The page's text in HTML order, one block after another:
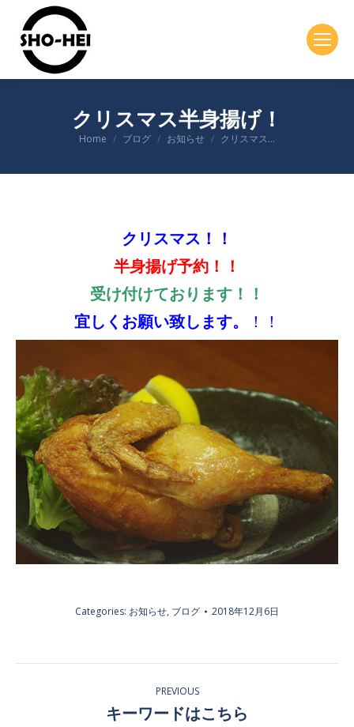
クリスマス半身揚げ！
You are here:
Home ブログ お知らせ クリスマス…
クリスマス！！
半身揚げ予約！！
受け付けております！！
宜しくお願い致します。
！！
Categories: お知らせ, ブログ 2018年12月6日
NAVIGATION
PREVIOUS
Previous
キーワードはこちら